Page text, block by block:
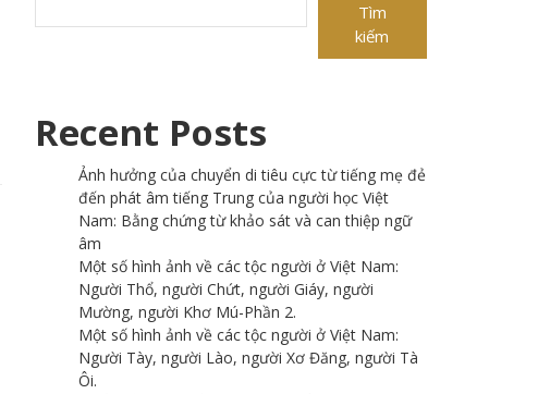
Tìm
kiếm
Recent Posts
Ảnh hưởng của chuyển di tiêu cực từ tiếng mẹ đẻ
đến phát âm tiếng Trung của người học Việt
Nam: Bằng chứng từ khảo sát và can thiệp ngữ
âm
Một số hình ảnh về các tộc người ở Việt Nam:
Người Thổ, người Chứt, người Giáy, người
Mường, người Khơ Mú-Phần 2.
Một số hình ảnh về các tộc người ở Việt Nam:
Người Tày, người Lào, người Xơ Đăng, người Tà
Ôi.